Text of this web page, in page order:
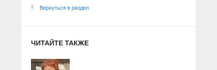
Вернуться в раздел
ЧИТАЙТЕ ТАКЖЕ